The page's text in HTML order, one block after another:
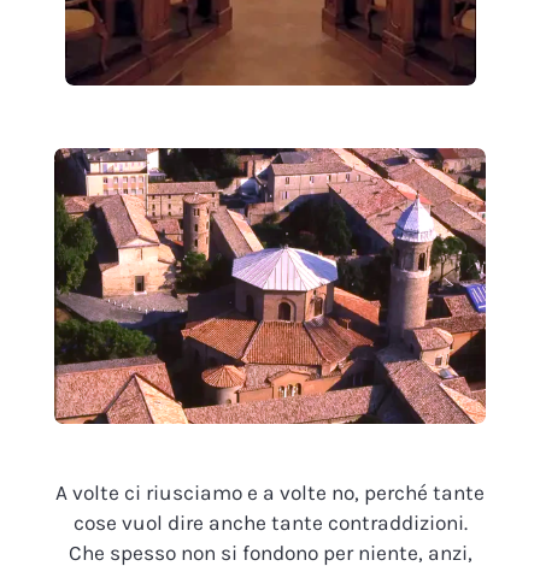
A volte ci riusciamo e a volte no, perché tante
cose vuol dire anche tante contraddizioni.
Che spesso non si fondono per niente, anzi,